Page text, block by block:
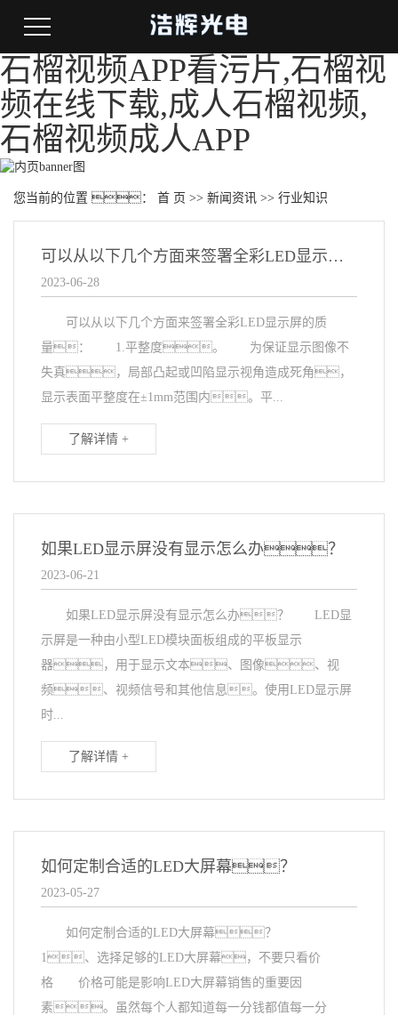
石榴视频APP看污片,石榴视
频在线下载,成人石榴视频,
石榴视频成人APP
您当前的位置 ： 首 页 >> 新闻资讯 >> 行业知识
可以从以下几个方面来签署全彩LED显示屏的质量：
2023-06-28
可以从以下几个方面来签署全彩LED显示屏的质
量： 1.平整度。 为保证显示图像不
失真，局部凸起或凹陷显示视角造成死角，
显示表面平整度在±1mm范围内。平...
了解详情 +
如果LED显示屏没有显示怎么办？
2023-06-21
如果LED显示屏没有显示怎么办？ LED显
示屏是一种由小型LED模块面板组成的平板显示
器，用于显示文本、图像、视
频、视频信号和其他信息。使用LED显示屏
时...
了解详情 +
如何定制合适的LED大屏幕？
2023-05-27
如何定制合适的LED大屏幕？
1、选择足够的LED大屏幕，不要只看价
格 价格可能是影响LED大屏幕销售的重要因
素。虽然每个人都知道每一分钱都值每一分